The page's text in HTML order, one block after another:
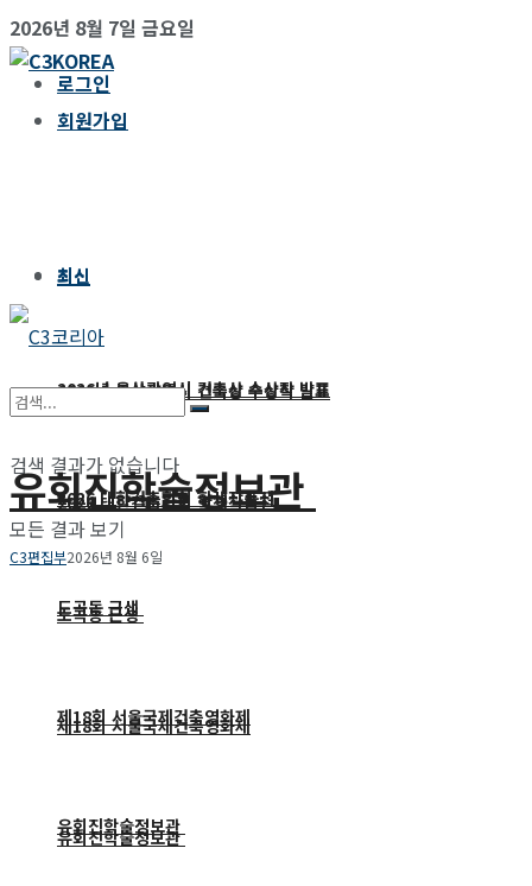
2026년 8월 7일 금요일
로그인
회원가입
최신
2026년 울산광역시 건축상 수상작 발표
2026 대한건축학회 학생작품전
도곡동 근생
제18회 서울국제건축영화제
유회진학술정보관
최신
2026년 울산광역시 건축상 수상작 발표
2026 대한건축학회 학생작품전
도곡동 근생
제18회 서울국제건축영화제
유회진학술정보관
검색 결과가 없습니다
모든 결과 보기
유회진학술정보관
C3편집부2026년 8월 6일